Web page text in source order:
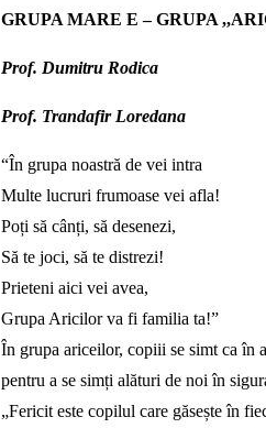
GRUPA MARE E – GRUPA
Prof. Dumitru Rodica
Prof. Trandafir Loredana
“În grupa noastră de vei intra
Multe lucruri frumoase vei afla!
Poți să cânți, să desenezi,
Să te joci, să te distrezi!
Prieteni aici vei avea,
Grupa Aricilor va fi familia ta!”
În grupa ariceilor, copiii se simt ca în
pentru a se simți alături de noi în
„Fericit este copilul care găsește în